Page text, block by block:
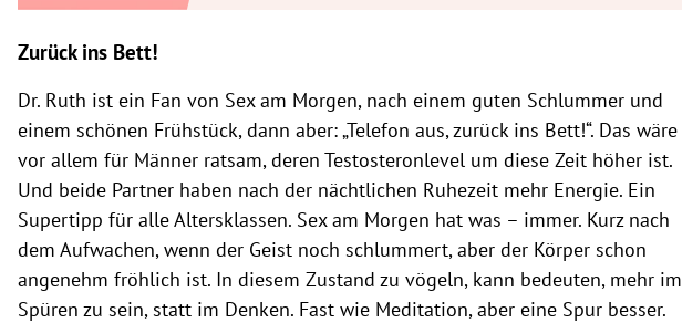
Zurück ins Bett!
Dr. Ruth ist ein Fan von Sex am Morgen, nach einem guten Schlummer und
einem schönen Frühstück, dann aber: „Telefon aus, zurück ins Bett!“. Das wäre
vor allem für Männer ratsam, deren Testosteronlevel um diese Zeit höher ist.
Und beide Partner haben nach der nächtlichen Ruhezeit mehr Energie. Ein
Supertipp für alle Altersklassen. Sex am Morgen hat was – immer. Kurz nach
dem Aufwachen, wenn der Geist noch schlummert, aber der Körper schon
angenehm fröhlich ist. In diesem Zustand zu vögeln, kann bedeuten, mehr im
Spüren zu sein, statt im Denken. Fast wie Meditation, aber eine Spur besser.